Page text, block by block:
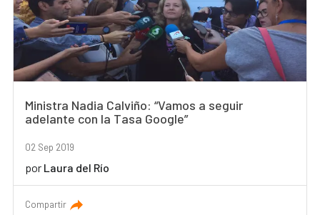
Ministra Nadia Calviño: “Vamos a seguir
adelante con la Tasa Google”
02 Sep 2019
por Laura del Río
Compartir